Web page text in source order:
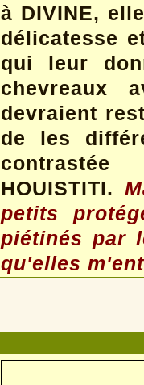
à DIVINE,
délicatesse
qui leur
chevreaux
devraient
de les
HOUISTITI.
petits
piétinés par
qu'elles